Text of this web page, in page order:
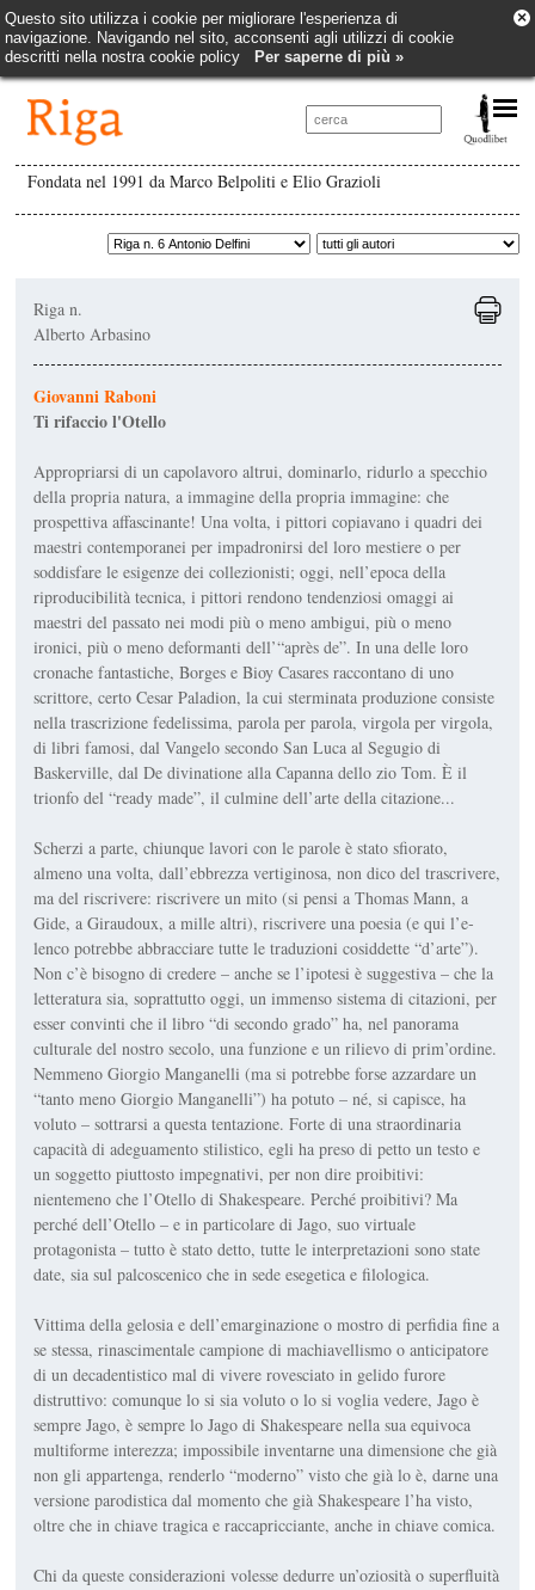
Questo sito utilizza i cookie per migliorare l'esperienza di
navigazione. Navigando nel sito, acconsenti agli utilizzi di cookie
descritti nella nostra cookie policy
Per saperne di più »
×
Fondata nel 1991 da Marco Belpoliti e Elio Grazioli
Riga n.
Alberto Arbasino
Giovanni Raboni
Ti rifaccio l'Otello
Appropriarsi di un capolavoro altrui, dominar­lo, ridurlo a specchio
della propria natura, a immagine della propria immagine: che
prospettiva affascinante! Una volta, i pittori copiavano i qua­dri dei
maestri contemporanei per impadronirsi del loro me­stiere o per
soddisfare le esi­genze dei collezionisti; oggi, nell’epoca della
riproducibilità tecnica, i pittori rendono ten­denziosi omaggi ai
maestri del passato nei modi più o meno ambigui, più o meno
ironici, più o meno deformanti dell’“après de”. In una delle loro
cronache fantastiche, Borges e Bioy Casares raccontano di uno
scrittore, certo Cesar Paladion, la cui sterminata produzione consiste
nella trascrizione fede­lissima, parola per parola, vir­gola per virgola,
di libri famosi, dalVangelo secondo San LucaalSegugio di
Baskerville,dalDe divinationeallaCapanna dello zio Tom.È il
trionfo del “ready made”, il culmine dell’arte della citazione...
Scherzi a parte, chiunque la­vori con le parole è stato sfio­rato,
almeno una volta, dall’ebbrezza vertiginosa, non dico del trascrivere,
ma del riscrivere: riscrivere un mito (si ­pensi a Thomas Mann, a
Gide, a Giraudoux, a mille altri), riscrivere una poesia (e qui l’e­
lenco potrebbe abbracciare tut­te le traduzioni cosiddette “d’arte”).
Non c’è bisogno di credere – anche se l’ipotesi è suggestiva – che la
letteratura sia, soprattutto oggi, un immenso sistema di citazioni, per
esser convinti che il libro “di secondo grado” ha, nel panorama
culturale del nostro secolo, una funzione e un rilievo di prim’ordine.
Nemmeno Giorgio Manganelli (ma si potrebbe forse azzardare un
“tanto meno Giorgio Manganelli”) ha potuto – né, si capisce, ha
voluto – sot­trarsi a questa tentazione. Forte di una straordinaria
capacità di adeguamento stilistico, egli ha preso di petto un testo e
un soggetto piuttosto impegnativi, per non dire proibitivi:
nientemeno che l’Otellodi Shake­speare. Perché proibitivi? Ma
perché dell’Otello– e in particolare di Jago, suo virtuale
protagonista – tutto è stato detto, tutte le interpretazioni sono state
date, sia sul palcoscenico che in sede esegetica e filologica.
Vittima della gelosia e dell’emarginazione o mostro di perfidia fine a
se stessa, rina­scimentale campione di ma­chiavellismo o anticipatore
di un decadentistico mal di vivere rovesciato in gelido furore
distruttivo: comunque lo si sia voluto o lo si voglia vedere, Jago è
sempre Jago, è sempre lo Jago di Shakespeare nella sua equivoca
multiforme interezza; impossibile inventarne una di­mensione che già
non gli ap­partenga, renderlo “moderno” visto che già lo è, darne una
versione parodistica dal mo­mento che già Shakespeare l’ha visto,
oltre che in chiave tragica e raccapricciante, anche in chiave comica.
Chi da queste considerazioni volesse dedurre un’oziosità o superfluità